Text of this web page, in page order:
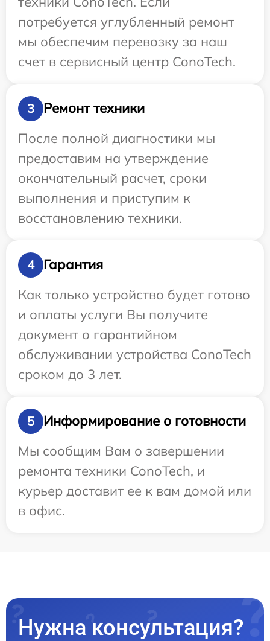
потребуется углубленный ремонт
мы обеспечим перевозку за наш
счет в сервисный центр ConoTech.
3
Ремонт техники
После полной диагностики мы
предоставим на утверждение
окончательный расчет, сроки
выполнения и приступим к
восстановлению техники.
4
Гарантия
Как только устройство будет готово
и оплаты услуги Вы получите
документ о гарантийном
обслуживании устройства ConoTech
сроком до 3 лет.
5
Информирование о готовности
Мы сообщим Вам о завершении
ремонта техники ConoTech, и
курьер доставит ее к вам домой или
в офис.
Нужна консультация?